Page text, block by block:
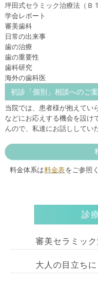
坪田式セラミック治療法（Ｂ
学会レポート
審美歯科
日常の出来事
歯の治療
歯の重要性
歯科研究
海外の歯科医
初診「個別」相談へのご
当院では、患者様が抱えてい
などにお応えする機会を設け
んので、私達にお話ししてい
料金体系は料金表をご参照
診
審美セラミッ
大人の目立ち